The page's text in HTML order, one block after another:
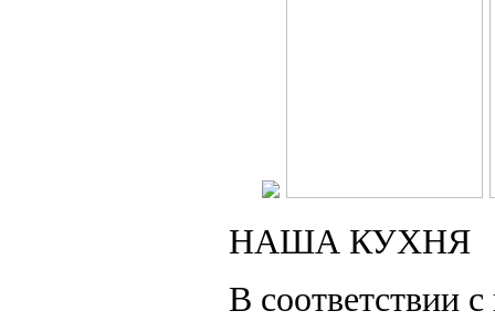
НАША КУХНЯ
В соответствии